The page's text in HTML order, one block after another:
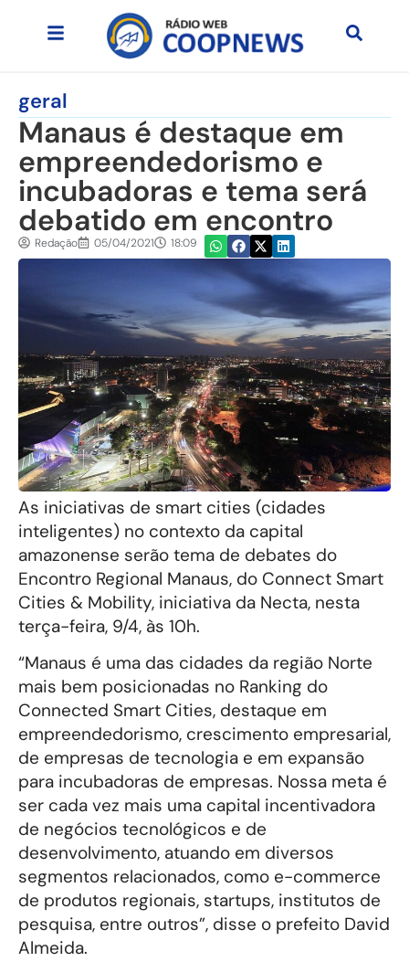
geral
Manaus é destaque em
empreendedorismo e
incubadoras e tema será
debatido em encontro
Redação 05/04/2021 18:09
As iniciativas de smart cities (cidades
inteligentes) no contexto da capital
amazonense serão tema de debates do
Encontro Regional Manaus, do Connect Smart
Cities & Mobility, iniciativa da Necta, nesta
terça-feira, 9/4, às 10h.
“Manaus é uma das cidades da região Norte
mais bem posicionadas no Ranking do
Connected Smart Cities, destaque em
empreendedorismo, crescimento empresarial,
de empresas de tecnologia e em expansão
para incubadoras de empresas. Nossa meta é
ser cada vez mais uma capital incentivadora
de negócios tecnológicos e de
desenvolvimento, atuando em diversos
segmentos relacionados, como e-commerce
de produtos regionais, startups, institutos de
pesquisa, entre outros”, disse o prefeito David
Almeida.